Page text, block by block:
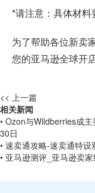
*请注意：具体材料
为了帮助各位新卖
您的亚马逊全球开
<< 上一篇
相关新闻
• Ozon与Wildberries成
30日
• 速卖通攻略-速卖通特
• 亚马逊测评_亚马逊卖